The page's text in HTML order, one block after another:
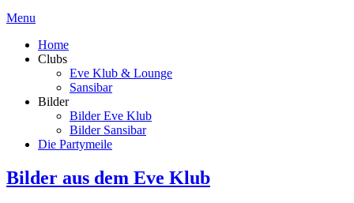
Menu
Home
Clubs
Eve Klub & Lounge
Sansibar
Bilder
Bilder Eve Klub
Bilder Sansibar
Die Partymeile
Bilder aus dem Eve Klub